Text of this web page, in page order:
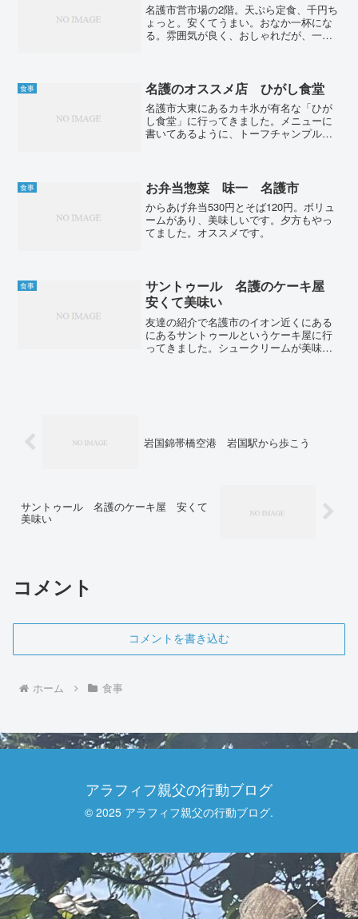
名護市営市場の2階。天ぷら定食、千円ち
ょっと。安くてうまい。おなか一杯にな
る。雰囲気が良く、おしゃれだが、一人
食事 名護のオススメ店 ひがし食堂
名護市大東にあるカキ氷が有名な「ひが
し食堂」に行ってきました。メニューに
書いてあるように、トーフチャンプル、
半に入店したので...
食事 お弁当惣菜 味一 名護市
からあげ弁当530円とそば120円。ボリュ
ームがあり、美味しいです。夕方もやっ
てました。オススメです。
食事
サントゥール 名護のケーキ屋
安くて美味い
友達の紹介で名護市のイオン近くにある
にあるサントゥールというケーキ屋に行
ってきました。シュークリームが美味し
岩国錦帯橋空港 岩国駅から歩こう
サントゥール 名護のケーキ屋 安くて
美味い
コメント
コメントを書き込む
ホーム 食事
アラフィフ親父の行動ブログ
© 2025 アラフィフ親父の行動ブログ.